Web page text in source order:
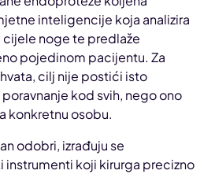
inteligencije koja analizira
noge te predlaže
pojedinom pacijentu. Za
cilj nije postići isto
kod svih, nego ono
konkretnu osobu.
odobri, izrađuju se
instrumenti koji kirurga precizno